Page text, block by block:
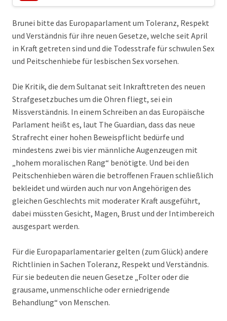
Brunei bitte das Europaparlament um Toleranz, Respekt
und Verständnis für ihre neuen Gesetze, welche seit April
in Kraft getreten sind und die Todesstrafe für schwulen Sex
und Peitschenhiebe für lesbischen Sex vorsehen.
Die Kritik, die dem Sultanat seit Inkrafttreten des neuen
Strafgesetzbuches um die Ohren fliegt, sei ein
Missverständnis. In einem Schreiben an das Europäische
Parlament heißt es, laut The Guardian, dass das neue
Strafrecht einer hohen Beweispflicht bedürfe und
mindestens zwei bis vier männliche Augenzeugen mit
„hohem moralischen Rang“ benötigte. Und bei den
Peitschenhieben wären die betroffenen Frauen schließlich
bekleidet und würden auch nur von Angehörigen des
gleichen Geschlechts mit moderater Kraft ausgeführt,
dabei müssten Gesicht, Magen, Brust und der Intimbereich
ausgespart werden.
Für die Europaparlamentarier gelten (zum Glück) andere
Richtlinien in Sachen Toleranz, Respekt und Verständnis.
Für sie bedeuten die neuen Gesetze „Folter oder die
grausame, unmenschliche oder erniedrigende
Behandlung“ von Menschen.